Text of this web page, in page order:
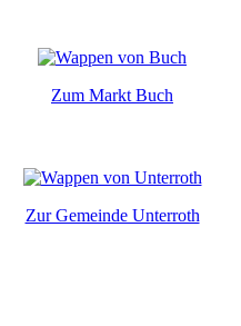
Zum Markt Buch
Zur Gemeinde Unterroth